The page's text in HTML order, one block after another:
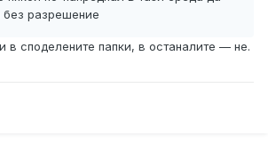
разрешение
споделените папки, в останалите — не.